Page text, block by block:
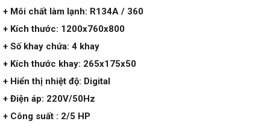
+ Môi chất làm lạnh: R134A / 360
+ Kích thước: 1200x760x800
+ Số khay chứa: 4 khay
+ Kích thước khay: 265x175x50
+ Hiển thị nhiệt độ: Digital
+ Điện áp: 220V/50Hz
+ Công suất : 2/5 HP